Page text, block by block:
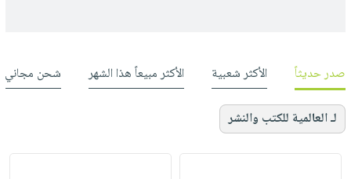
صدر حديثاً الأكثر شعبية الأكثر مبيعاً هذا الشهر شحن مجاني
لـ العالمية للكتب والنشر